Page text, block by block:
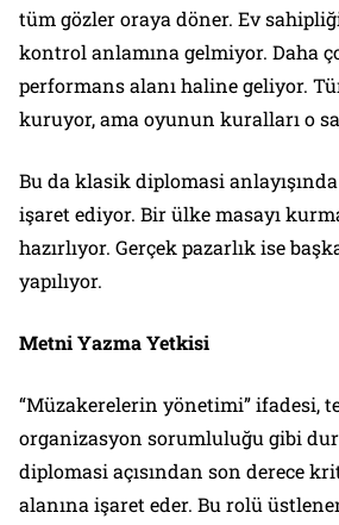
tüm gözler oraya döner. Ev
kontrol anlamına gelmiyor. Daha
performans alanı haline geliyor.
kuruyor, ama oyunun kuralları o
Bu da klasik diplomasi
işaret ediyor. Bir ülke masayı
hazırlıyor. Gerçek pazarlık ise
yapılıyor.
Metni Yazma Yetkisi
“Müzakerelerin yönetimi” ifadesi,
organizasyon sorumluluğu gibi
diplomasi açısından son derece
alanına işaret eder. Bu rolü